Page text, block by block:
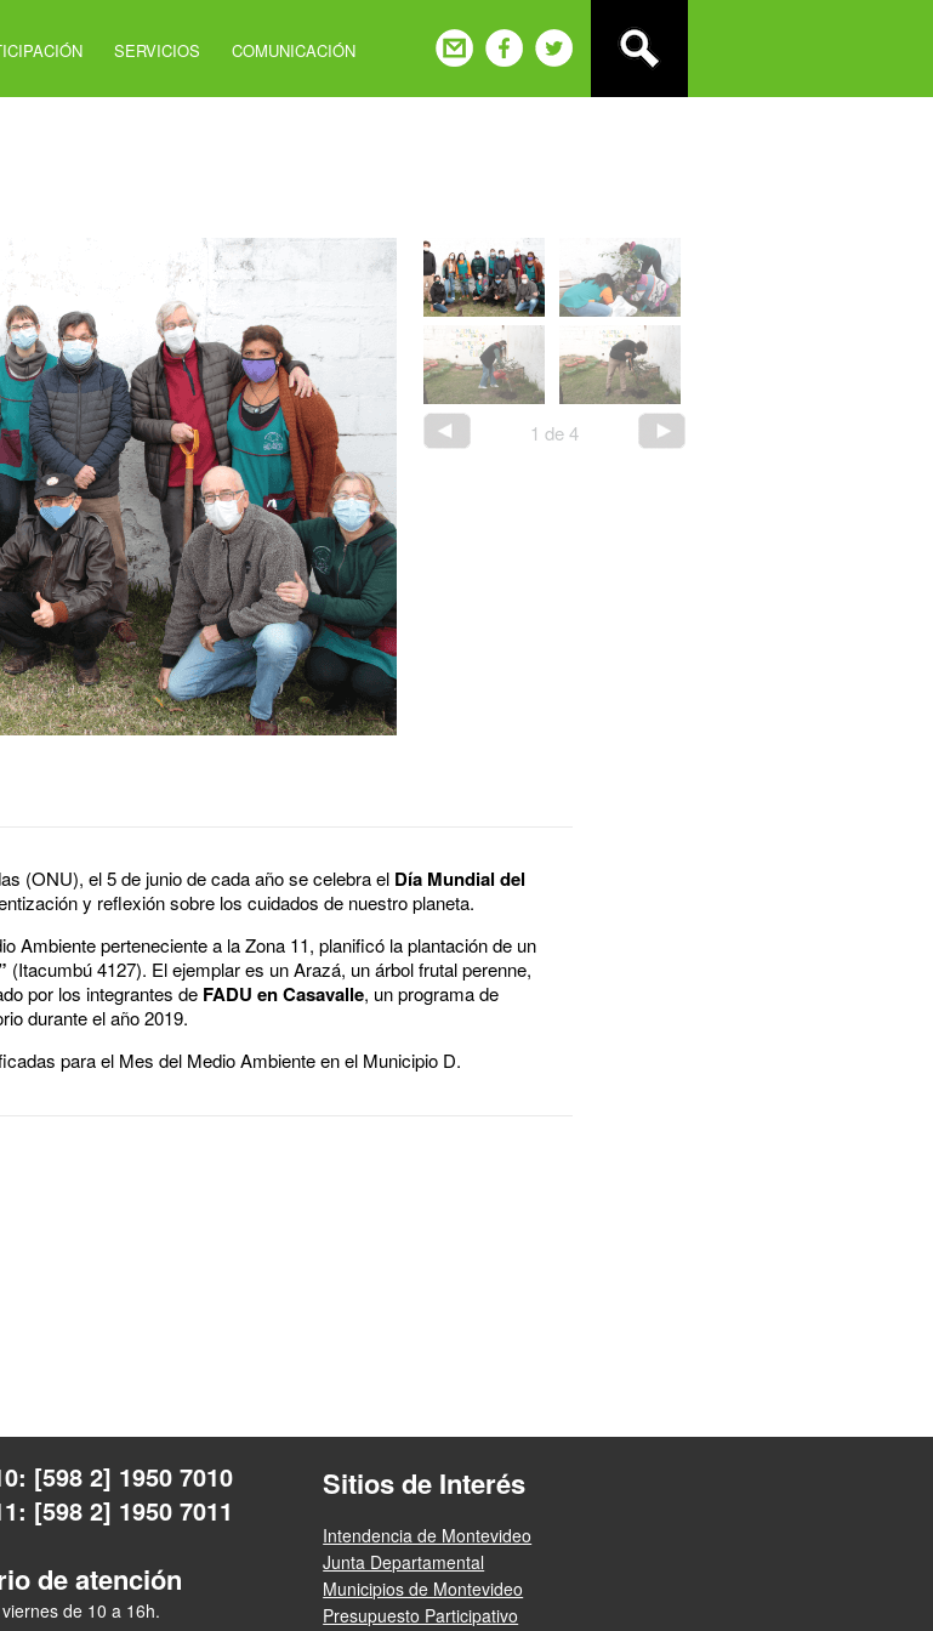
SERVICIOS COMUNICACIÓN
1 de4
(ONU), el 5 de junio de cada año se celebra el Día Mundial del
y reflexión sobre los cuidados de nuestro planeta.
Ambiente perteneciente a la Zona 11, planificó la plantación de un
(Itacumbú 4127). El ejemplar es un Arazá, un árbol frutal perenne,
por los integrantes de FADU en Casavalle, un programa de
durante el año 2019.
para el Mes del Medio Ambiente en el Municipio D.
[598 2] 1950 7010
[598 2] 1950 7011
de atención
de 10 a 16h.
Sitios de Interés
Intendencia de Montevideo
Junta Departamental
Municipios de Montevideo
Presupuesto Participativo